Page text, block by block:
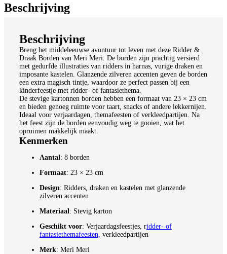
Beschrijving
Beschrijving
Breng het middeleeuwse avontuur tot leven met deze Ridder &
Draak Borden van Meri Meri. De borden zijn prachtig versierd
met gedurfde illustraties van ridders in harnas, vurige draken en
imposante kastelen. Glanzende zilveren accenten geven de borden
een extra magisch tintje, waardoor ze perfect passen bij een
kinderfeestje met ridder- of fantasiethema.
De stevige kartonnen borden hebben een formaat van 23 × 23 cm
en bieden genoeg ruimte voor taart, snacks of andere lekkernijen.
Ideaal voor verjaardagen, themafeesten of verkleedpartijen. Na
het feest zijn de borden eenvoudig weg te gooien, wat het
opruimen makkelijk maakt.
Kenmerken
Aantal : 8 borden
Formaat: 23 × 23 cm
Design: Ridders, draken en kastelen met glanzende
zilveren accenten
Materiaal : Stevig karton
Geschikt voor: Verjaardagsfeestjes, ridder- of
fantasiethemafeesten, verkleedpartijen
Merk: Meri Meri